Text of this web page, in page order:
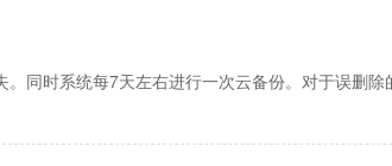
同时系统每7天左右进行一次云备份。对于误删